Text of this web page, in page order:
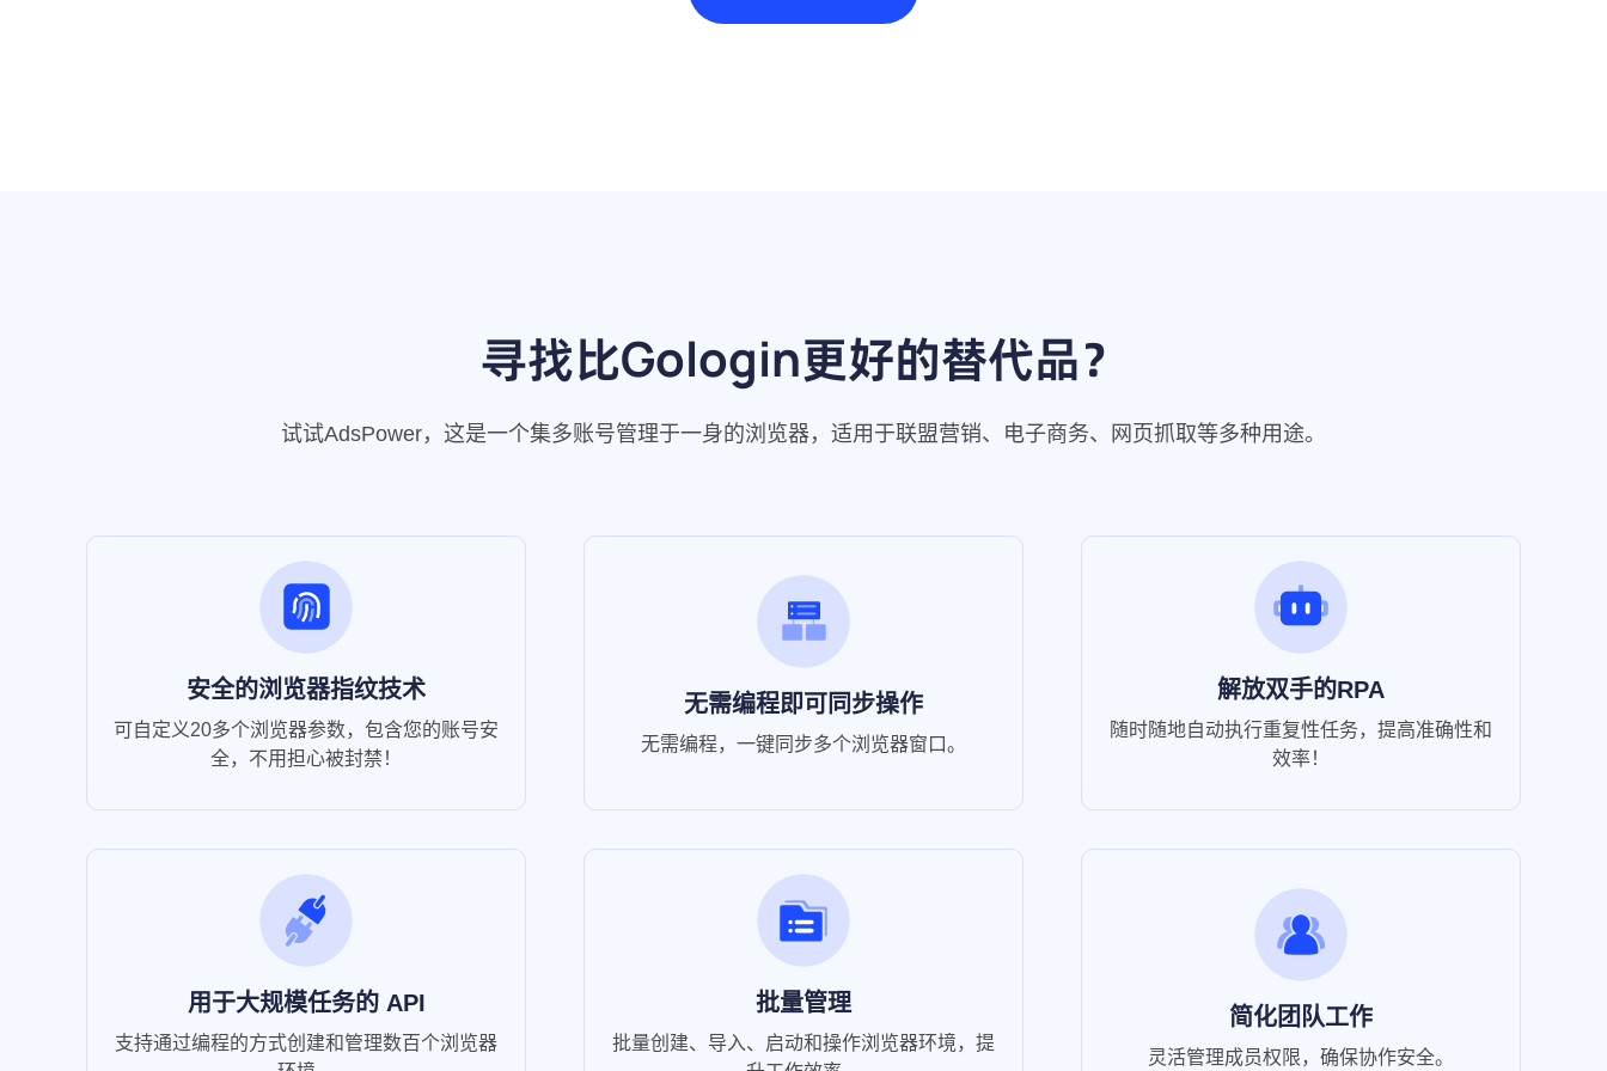
寻找比Gologin更好的替代品？
试试AdsPower，这是一个集多账号管理于一身的浏览器，适用于联盟营销、电子商务、网页抓取等多种用途。
安全的浏览器指纹技术
可自定义20多个浏览器参数，包含您的账号安
全，不用担心被封禁！
无需编程即可同步操作
无需编程，一键同步多个浏览器窗口。
解放双手的RPA
随时随地自动执行重复性任务，提高准确性和
效率！
用于大规模任务的 API
支持通过编程的方式创建和管理数百个浏览器
批量管理
批量创建、导入、启动和操作浏览器环境，提
简化团队工作
灵活管理成员权限，确保协作安全。